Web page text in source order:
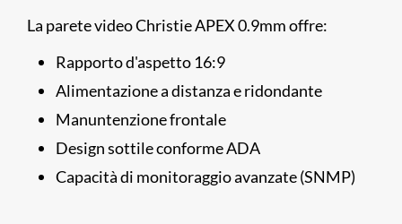
La parete video Christie APEX 0.9mm offre:
Rapporto d'aspetto 16:9
Alimentazione a distanza e ridondante
Manuntenzione frontale
Design sottile conforme ADA
Capacità di monitoraggio avanzate (SNMP)